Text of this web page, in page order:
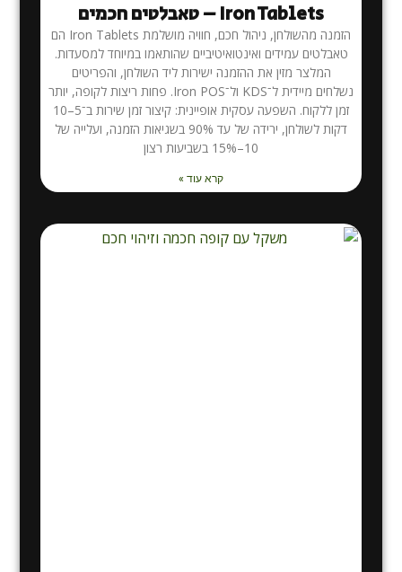
Iron Tablets – טאבלטים חכמים
הזמנה מהשולחן, ניהול חכם, חוויה מושלמת Iron Tablets הם
טאבלטים עמידים ואינטואיטיביים שהותאמו במיוחד למסעדות.
המלצר מזין את ההזמנה ישירות ליד השולחן, והפריטים
נשלחים מיידית ל־KDS ול־Iron POS. פחות ריצות לקופה, יותר
זמן ללקוח. השפעה עסקית אופיינית: קיצור זמן שירות ב־5–10
דקות לשולחן, ירידה של עד 90% בשגיאות הזמנה, ועלייה של
10–15% בשביעות רצון
קרא עוד »